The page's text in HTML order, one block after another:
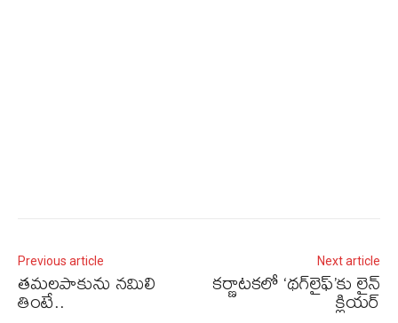
Previous article
త‌మ‌ల‌పాకును న‌మిలి
తింటే..
Next article
కర్ణాటకలో ‘థగ్​లైఫ్​’కు లైన్​
క్లియర్​